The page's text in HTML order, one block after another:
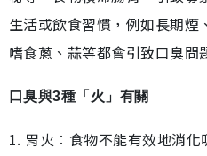
生活或飲食習慣，例如長期
嗜食蔥、蒜等都會引致口臭問
口臭與3種「火」有關
1. 胃火︰食物不能有效地消